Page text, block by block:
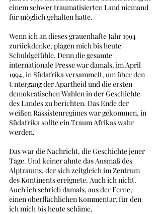
einem schwer traumatisierten Land niemand
für möglich gehalten hatte.
Wenn ich an dieses grauenhafte Jahr 1994
zurückdenke, plagen mich bis heute
Schuldgefühle. Denn die gesamte
internationale Presse war damals, im April
1994, in Südafrika versammelt, um über den
Untergang der Apartheid und die ersten
demokratischen Wahlen in der Geschichte
des Landes zu berichten. Das Ende der
weißen Rassistenregimes war gekommen, in
Südafrika sollte ein Traum Afrikas wahr
werden.
Das war die Nachricht, die Geschichte jener
Tage. Und keiner ahnte das Ausmaß des
Alptraums, der sich zeitgleich im Zentrum
des Kontinents ereignete. Auch ich nicht.
Auch ich schrieb damals, aus der Ferne,
einen oberflächlichen Kommentar, für den
ich mich bis heute schäme.